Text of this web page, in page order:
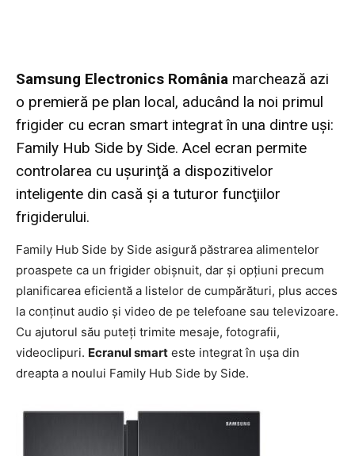
Samsung Electronics România marchează azi
o premieră pe plan local, aducând la noi primul
frigider cu ecran smart integrat în una dintre uşi:
Family Hub Side by Side. Acel ecran permite
controlarea cu uşurinţă a dispozitivelor
inteligente din casă şi a tuturor funcţiilor
frigiderului.
Family Hub Side by Side asigură păstrarea alimentelor
proaspete ca un frigider obişnuit, dar şi opţiuni precum
planificarea eficientă a listelor de cumpărături, plus acces
la conţinut audio şi video de pe telefoane sau televizoare.
Cu ajutorul său puteţi trimite mesaje, fotografii,
videoclipuri. Ecranul smart este integrat în uşa din
dreapta a noului Family Hub Side by Side.